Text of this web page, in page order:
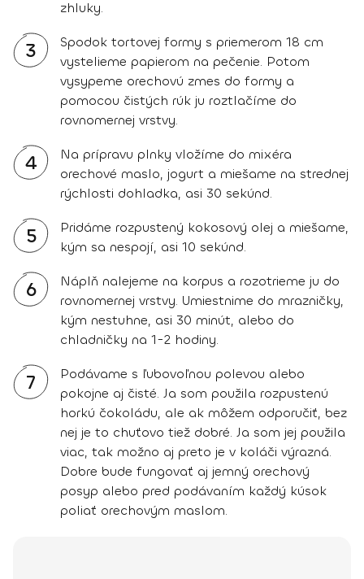
zhluky.
3
Spodok tortovej formy s priemerom 18 cm
vystelieme papierom na pečenie. Potom
vysypeme orechovú zmes do formy a
pomocou čistých rúk ju roztlačíme do
rovnomernej vrstvy.
4
Na prípravu plnky vložíme do mixéra
orechové maslo, jogurt a miešame na strednej
rýchlosti dohladka, asi 30 sekúnd.
5
Pridáme rozpustený kokosový olej a miešame,
kým sa nespojí, asi 10 sekúnd.
6
Náplň nalejeme na korpus a rozotrieme ju do
rovnomernej vrstvy. Umiestnime do mrazničky,
kým nestuhne, asi 30 minút, alebo do
chladničky na 1-2 hodiny.
7
Podávame s ľubovoľnou polevou alebo
pokojne aj čisté. Ja som použila rozpustenú
horkú čokoládu, ale ak môžem odporučiť, bez
nej je to chuťovo tiež dobré. Ja som jej použila
viac, tak možno aj preto je v koláči výrazná.
Dobre bude fungovať aj jemný orechový
posyp alebo pred podávaním každý kúsok
poliať orechovým maslom.